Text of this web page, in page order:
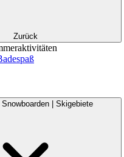
Zurück
| Skigebiete